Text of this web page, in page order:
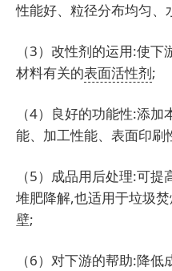
性能好、粒径分布均匀、
（3）改性剂的运用:使
材料有关的表面活性剂;
（4）良好的功能性:添
能、加工性能、表面印刷
（5）成品用后处理:可
堆肥降解,也适用于垃圾
壁;
（6）对下游的帮助:降